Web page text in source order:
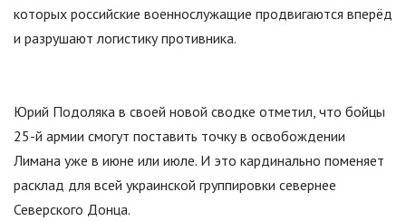
которых российские военнослужащие продвигаются вперёд
и разрушают логистику противника.
Юрий Подоляка в своей новой сводке отметил, что бойцы
25-й армии смогут поставить точку в освобождении
Лимана уже в июне или июле. И это кардинально поменяет
расклад для всей украинской группировки севернее
Северского Донца.